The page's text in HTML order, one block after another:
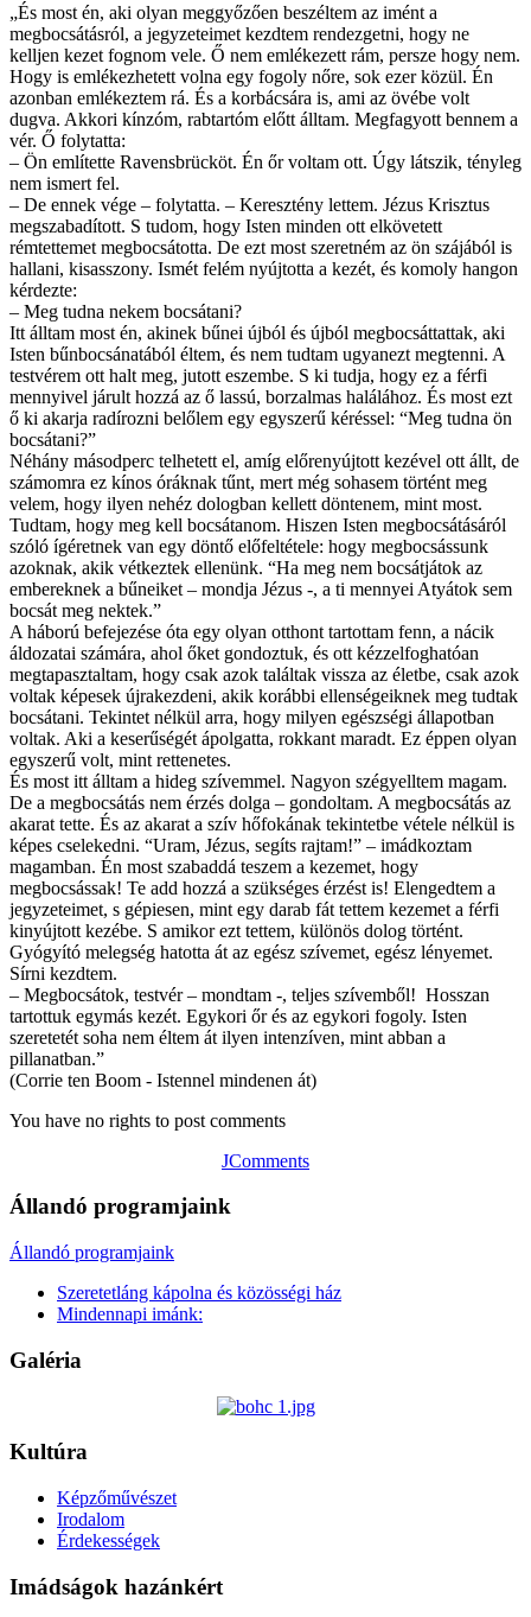
„És most én, aki olyan meggyőzően beszéltem az imént a
megbocsátásról, a jegyzeteimet kezdtem rendezgetni, hogy ne
kelljen kezet fognom vele. Ő nem emlékezett rám, persze hogy nem.
Hogy is emlékezhetett volna egy fogoly nőre, sok ezer közül. Én
azonban emlékeztem rá. És a korbácsára is, ami az övébe volt
dugva. Akkori kínzóm, rabtartóm előtt álltam. Megfagyott bennem a
vér. Ő folytatta:
– Ön említette Ravensbrücköt. Én őr voltam ott. Úgy látszik, tényleg
nem ismert fel.
– De ennek vége – folytatta. – Keresztény lettem. Jézus Krisztus
megszabadított. S tudom, hogy Isten minden ott elkövetett
rémtettemet megbocsátotta. De ezt most szeretném az ön szájából is
hallani, kisasszony. Ismét felém nyújtotta a kezét, és komoly hangon
kérdezte:
– Meg tudna nekem bocsátani?
Itt álltam most én, akinek bűnei újból és újból megbocsáttattak, aki
Isten bűnbocsánatából éltem, és nem tudtam ugyanezt megtenni. A
testvérem ott halt meg, jutott eszembe. S ki tudja, hogy ez a férfi
mennyivel járult hozzá az ő lassú, borzalmas halálához. És most ezt
ő ki akarja radírozni belőlem egy egyszerű kéréssel: “Meg tudna ön
bocsátani?”
Néhány másodperc telhetett el, amíg előrenyújtott kezével ott állt, de
számomra ez kínos óráknak tűnt, mert még sohasem történt meg
velem, hogy ilyen nehéz dologban kellett döntenem, mint most.
Tudtam, hogy meg kell bocsátanom. Hiszen Isten megbocsátásáról
szóló ígéretnek van egy döntő előfeltétele: hogy megbocsássunk
azoknak, akik vétkeztek ellenünk. “Ha meg nem bocsátjátok az
embereknek a bűneiket – mondja Jézus -, a ti mennyei Atyátok sem
bocsát meg nektek.”
A háború befejezése óta egy olyan otthont tartottam fenn, a nácik
áldozatai számára, ahol őket gondoztuk, és ott kézzelfoghatóan
megtapasztaltam, hogy csak azok találtak vissza az életbe, csak azok
voltak képesek újrakezdeni, akik korábbi ellenségeiknek meg tudtak
bocsátani. Tekintet nélkül arra, hogy milyen egészségi állapotban
voltak. Aki a keserűségét ápolgatta, rokkant maradt. Ez éppen olyan
egyszerű volt, mint rettenetes.
És most itt álltam a hideg szívemmel. Nagyon szégyelltem magam.
De a megbocsátás nem érzés dolga – gondoltam. A megbocsátás az
akarat tette. És az akarat a szív hőfokának tekintetbe vétele nélkül is
képes cselekedni. “Uram, Jézus, segíts rajtam!” – imádkoztam
magamban. Én most szabaddá teszem a kezemet, hogy
megbocsássak! Te add hozzá a szükséges érzést is! Elengedtem a
jegyzeteimet, s gépiesen, mint egy darab fát tettem kezemet a férfi
kinyújtott kezébe. S amikor ezt tettem, különös dolog történt.
Gyógyító melegség hatotta át az egész szívemet, egész lényemet.
Sírni kezdtem.
– Megbocsátok, testvér – mondtam -, teljes szívemből! Hosszan
tartottuk egymás kezét. Egykori őr és az egykori fogoly. Isten
szeretetét soha nem éltem át ilyen intenzíven, mint abban a
pillanatban.”
(Corrie ten Boom - Istennel mindenen át)
You have no rights to post comments
JComments
Állandó programjaink
Állandó programjaink
Szeretetláng kápolna és közösségi ház
Mindennapi imánk:
Galéria
Kultúra
Képzőművészet
Irodalom
Érdekességek
Imádságok hazánkért